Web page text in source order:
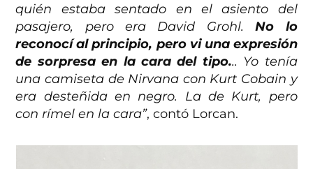
quién estaba sentado en el asiento del
pasajero, pero era David Grohl.No lo
reconocí al principio, pero vi una expresión
de sorpresa en la cara del tipo... Yo tenía
una camiseta de Nirvana con Kurt Cobain y
era desteñida en negro. La de Kurt, pero
con rímel en la cara”, contó Lorcan.